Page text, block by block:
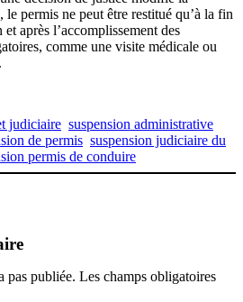
permis ne peut être restitué qu’à la fin
après l’accomplissement des
comme une visite médicale ou
judiciaire suspension administrative
de permis suspension judiciaire du
permis de conduire
pas publiée. Les champs obligatoires